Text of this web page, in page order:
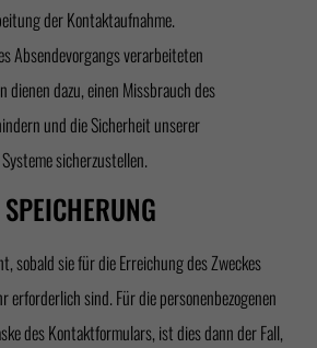
der Kontaktaufnahme.
Absendevorgangs verarbeiteten
dienen dazu, einen Missbrauch des
und die Sicherheit unserer
sicherzustellen.
sobald sie für die Erreichung des Zweckes
erforderlich sind. Für die personenbezogenen
des Kontaktformulars, ist dies dann der Fall,